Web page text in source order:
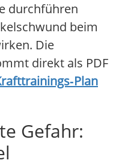
durchführen
beim
Die
direkt als PDF
Gefahr: